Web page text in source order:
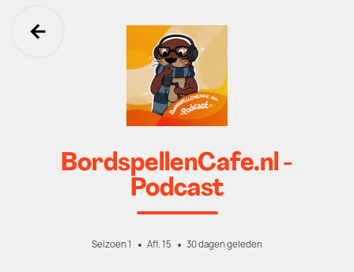
Ga terug
BordspellenCafe.nl -
Podcast
Seizoen 1 Afl. 15 30 dagen geleden